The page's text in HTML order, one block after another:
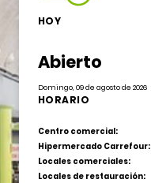
HOY
Abierto
Domingo, 09 de agosto de 2026
HORARIO
Centro comercial:
Hipermercado Carrefour:
Locales comerciales:
Locales de restauración: